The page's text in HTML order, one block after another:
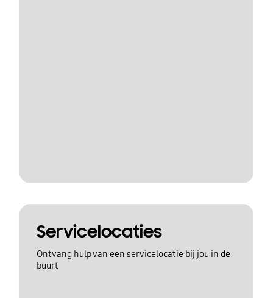
Servicelocaties
Ontvang hulp van een servicelocatie bij jou in de
buurt